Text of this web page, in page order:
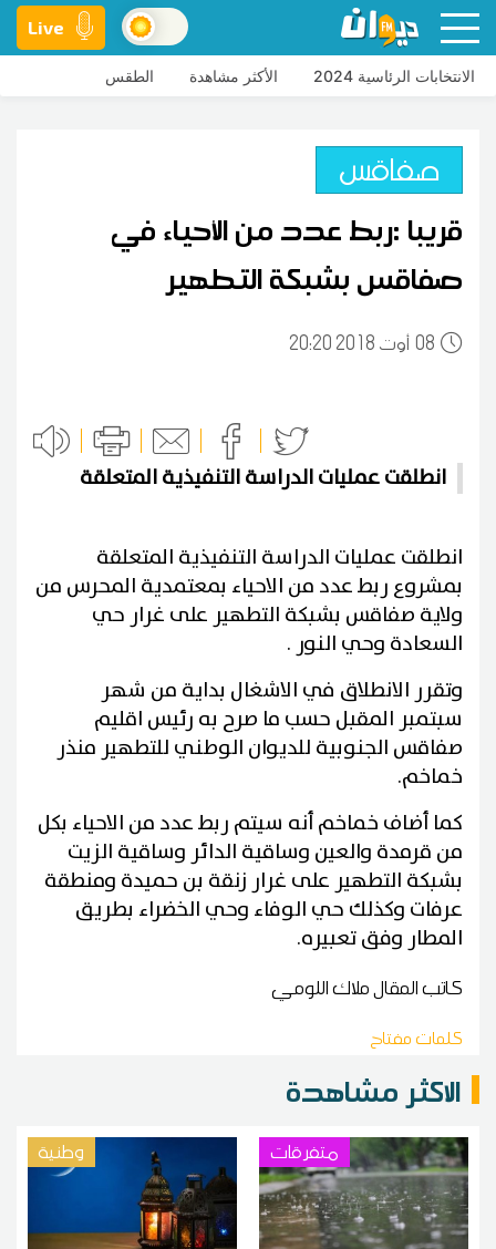
Live
الانتخابات الرئاسية 2024 الأكثر مشاهدة الطقس
صفاقس
قريبا :ربط عدد من الأحياء في
صفاقس بشبكة التطهير
0820:20 2018 أوت
انطلقت عمليات الدراسة التنفيذية المتعلقة
انطلقت عمليات الدراسة التنفيذية المتعلقة
بمشروع ربط عدد من الاحياء بمعتمدية المحرس من
ولاية صفاقس بشبكة التطهير على غرار حي
السعادة وحي النور .
وتقرر الانطلاق في الاشغال بداية من شهر
سبتمبر المقبل حسب ما صرح به رئيس اقليم
صفاقس الجنوبية للديوان الوطني للتطهير منذر
خماخم.
كما أضاف خماخم أنه سيتم ربط عدد من الاحياء بكل
من قرمدة والعين وساقية الدائر وساقية الزيت
بشبكة التطهير على غرار زنقة بن حميدة ومنطقة
عرفات وكذلك حي الوفاء وحي الخضراء بطريق
المطار وفق تعبيره.
كاتب المقالملاك اللومي
كلمات مفتاح
الاكثر مشاهدة
متفرقات وطنية